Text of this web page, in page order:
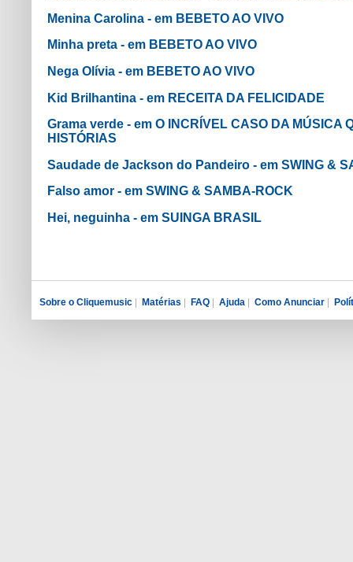
Menina Carolina - em BEBETO AO VIVO
Minha preta - em BEBETO AO VIVO
Nega Olívia - em BEBETO AO VIVO
Kid Brilhantina - em RECEITA DA FELICIDADE
Grama verde - em O INCRÍVEL CASO DA MÚSICA
HISTÓRIAS
Saudade de Jackson do Pandeiro - em SWING &
Falso amor - em SWING & SAMBA-ROCK
Hei, neguinha - em SUINGA BRASIL
Sobre o Cliquemusic Matérias FAQ Ajuda Como Anunciar